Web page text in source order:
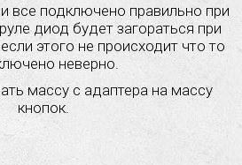
все подключено правильно при
диод будет загораться при
этого не происходит что то
неверно.
массу с адаптера на массу
кнопок.